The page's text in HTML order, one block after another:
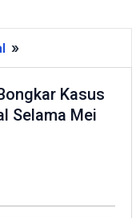
»
Metro
Penjaringan
Bongkar
Senjata
Kasus
Selama Mei